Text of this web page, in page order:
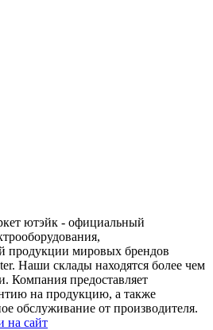
ютэйк - официальный
продукции мировых брендов
Наши склады находятся более чем
Компания предоставляет
на продукцию, а также
обслуживание от производителя.
на сайт